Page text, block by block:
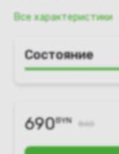
Все характеристики
Состояние
690BYN 860